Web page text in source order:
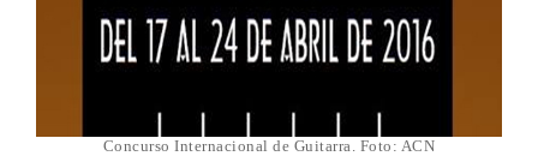
Concurso Internacional de Guitarra. Foto: ACN